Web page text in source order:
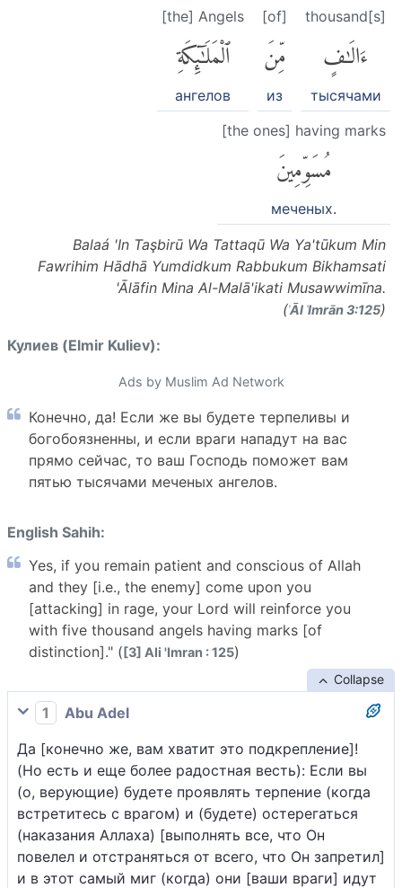
thousand[s]
ءَالَٰفٍ
тысячами
[of]
مِّنَ
из
[the] Angels
ٱلْمَلَٰٓئِكَةِ
ангелов
[the ones] having marks
مُسَوِّمِينَ
меченых.
Balaá 'In Taşbirū Wa Tattaqū Wa Ya'tūkum Min
Fawrihim Hādhā Yumdidkum Rabbukum Bikhamsati
'Ālāfin Mina Al-Malā'ikati Musawwimīna.
(ʾĀl ʿImrān 3:125)
Кулиев (Elmir Kuliev):
Ads by Muslim Ad Network
Конечно, да! Если же вы будете терпеливы и
богобоязненны, и если враги нападут на вас
прямо сейчас, то ваш Господь поможет вам
пятью тысячами меченых ангелов.
English Sahih:
Yes, if you remain patient and conscious of Allah
and they [i.e., the enemy] come upon you
[attacking] in rage, your Lord will reinforce you
with five thousand angels having marks [of
distinction]." ([3] Ali 'Imran : 125)
Collapse
1
Abu Adel
Да [конечно же, вам хватит это подкрепление]!
(Но есть и еще более радостная весть): Если вы
(о, верующие) будете проявлять терпение (когда
встретитесь с врагом) и (будете) остерегаться
(наказания Аллаха) [выполнять все, что Он
повелел и отстраняться от всего, что Он запретил]
и в этот самый миг (когда) они [ваши враги] идут